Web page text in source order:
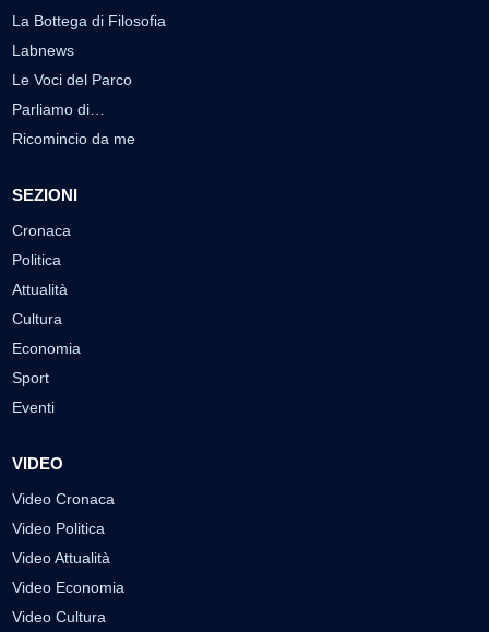
La Bottega di Filosofia
Labnews
Le Voci del Parco
Parliamo di…
Ricomincio da me
SEZIONI
Cronaca
Politica
Attualità
Cultura
Economia
Sport
Eventi
VIDEO
Video Cronaca
Video Politica
Video Attualità
Video Economia
Video Cultura